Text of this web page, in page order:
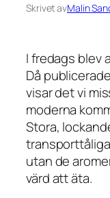
Skrivet avMalin
I fredags blev
Då
visar det vi
moderna
Stora,
utan de
värd att äta.